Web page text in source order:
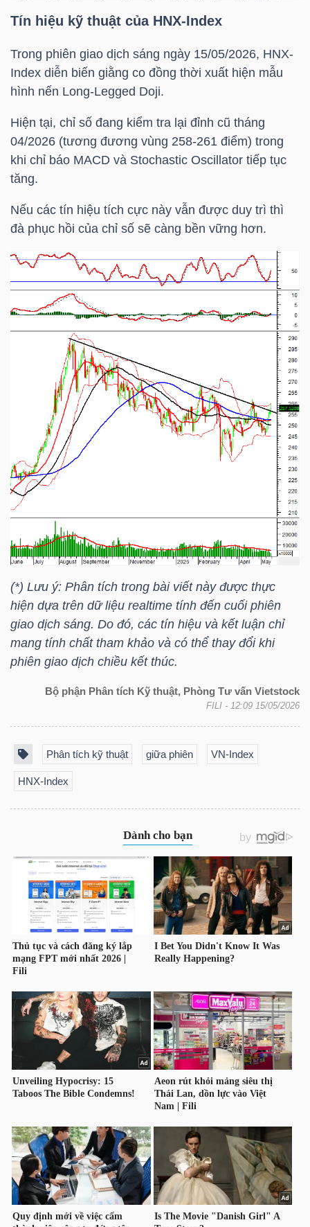
Tín hiệu kỹ thuật của HNX-Index
Trong phiên giao dịch sáng ngày 15/05/2026, HNX-
Index diễn biến giằng co đồng thời xuất hiện mẫu
hình nến Long-Legged Doji.
Hiện tại, chỉ số đang kiểm tra lại đỉnh cũ tháng
04/2026 (tương đương vùng 258-261 điểm) trong
khi chỉ báo MACD và Stochastic Oscillator tiếp tục
tăng.
Nếu các tín hiệu tích cực này vẫn được duy trì thì
đà phục hồi của chỉ số sẽ càng bền vững hơn.
(*) Lưu ý: Phân tích trong bài viết này được thực
hiện dựa trên dữ liệu realtime tính đến cuối phiên
giao dịch sáng. Do đó, các tín hiệu và kết luận chỉ
mang tính chất tham khảo và có thể thay đổi khi
phiên giao dịch chiều kết thúc.
Bộ phận Phân tích Kỹ thuật, Phòng Tư vấn Vietstock
FILI - 12:09 15/05/2026
Phân tích kỹ thuật giữa phiên VN-Index
HNX-Index
TÀI
CÁ
NHÂN
PHÂN
TÍCH
VIETSTOCKFINANCE
VĨ
MÔ
DOANH
NGHIỆP
CỔ
TRÁI
ĐẦU
XUẤT
DỮ
LIỆU
Ngành
VS-
SECTOR
NĂNG
LƯỢNG